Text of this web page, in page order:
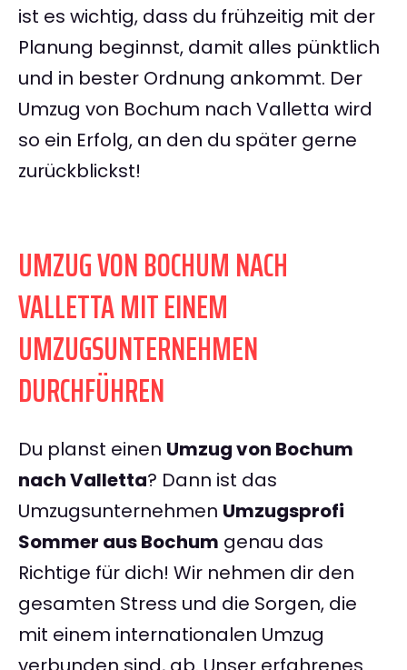
ist es wichtig, dass du frühzeitig mit der
Planung beginnst, damit alles pünktlich
und in bester Ordnung ankommt. Der
Umzug von Bochum nach Valletta wird
so ein Erfolg, an den du später gerne
zurückblickst!
UMZUG VON BOCHUM NACH
VALLETTA MIT EINEM
UMZUGSUNTERNEHMEN
DURCHFÜHREN
Du planst einen Umzug von Bochum
nach Valletta? Dann ist das
Umzugsunternehmen Umzugsprofi
Sommer aus Bochum genau das
Richtige für dich! Wir nehmen dir den
gesamten Stress und die Sorgen, die
mit einem internationalen Umzug